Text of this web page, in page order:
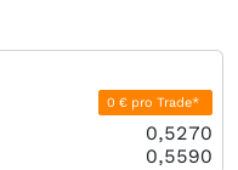
0 € pro Trade*
0,5270
0,5590